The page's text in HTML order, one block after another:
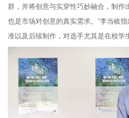
群，并将创意与实穿性巧妙融合，制作
也是市场对创意的真实需求。”李当岐
准以及后续制作，对选手尤其是在校学